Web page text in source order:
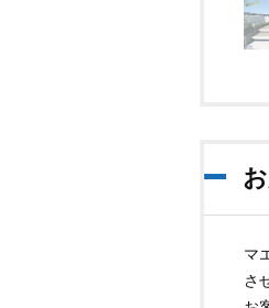
マ
さ